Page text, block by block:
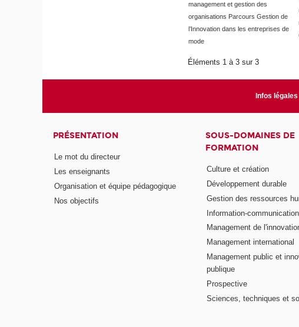
management et gestion des
organisations Parcours Gestion de
l’Innovation dans les entreprises de
mode
Éléments 1 à 3 sur 3
Infos légales
PRÉSENTATION
Le mot du directeur
Les enseignants
Organisation et équipe pédagogique
Nos objectifs
SOUS-DOMAINES DE
FORMATION
Culture et création
Développement durable
Gestion des ressources
Information-communication
Management de
Management international
Management public et
publique
Prospective
Sciences, techniques et